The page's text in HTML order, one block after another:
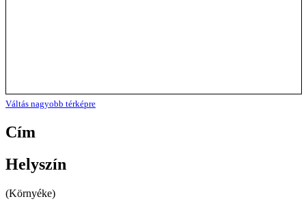
Váltás nagyobb térképre
Cím
Helyszín
(Környéke)